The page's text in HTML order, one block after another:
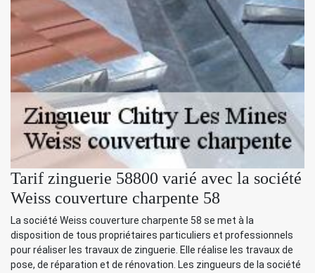
Tarif zinguerie 58800 varié avec la société
Weiss couverture charpente 58
La société Weiss couverture charpente 58 se met à la
disposition de tous propriétaires particuliers et professionnels
pour réaliser les travaux de zinguerie. Elle réalise les travaux de
pose, de réparation et de rénovation. Les zingueurs de la société